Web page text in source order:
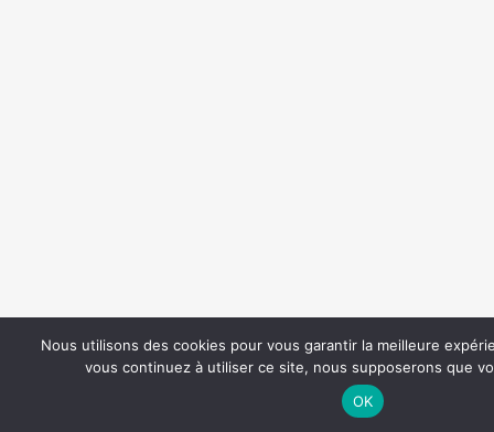
Nous utilisons des cookies pour vous garantir la meilleure
vous continuez à utiliser ce site, nous supposerons que
OK